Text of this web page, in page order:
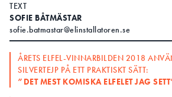
TEXT
SOFIE BÅTMÄSTAR
sofie.batmastar@elinstallatoren.se
ÅRETS ELFEL-VINNARBILDEN 2018
SILVERTEJP PÅ ETT PRAKTISKT SÄTT:
”DET MEST KOMISKA ELFELET JAG